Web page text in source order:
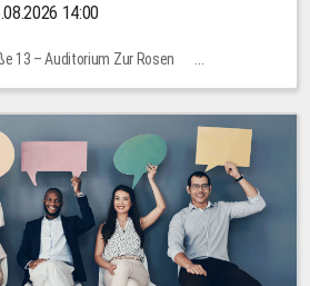
14:00
13 – Auditorium Zur Rosen